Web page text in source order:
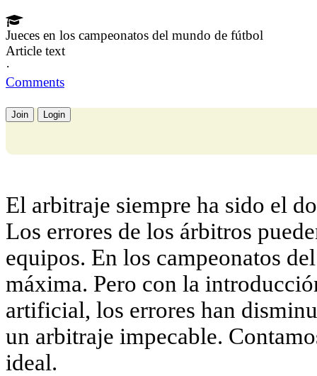
Jueces en los campeonatos del mundo de fútbol
Article text
·
Comments
Join Login
El arbitraje siempre ha sido el
Los errores de los árbitros
equipos. En los campeonatos
máxima. Pero con la
artificial, los errores han
un arbitraje impecable.
ideal.